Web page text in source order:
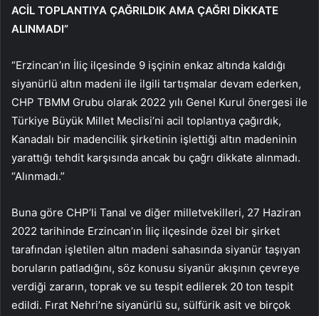
ACİL TOPLANTIYA ÇAĞRILDIK AMA ÇAĞRI DİKKATE
ALINMADI”
“Erzincan’ın İliç ilçesinde 9 işçinin enkaz altında kaldığı
siyanürlü altın madeni ile ilgili tartışmalar devam ederken,
CHP TBMM Grubu olarak 2022 yılı Genel Kurul önergesi ile
Türkiye Büyük Millet Meclisi’ni acil toplantıya çağırdık,
Kanadalı bir madencilik şirketinin işlettiği altın madeninin
yarattığı tehdit karşısında ancak bu çağrı dikkate alınmadı.
“Alınmadı.”
Buna göre CHP’li Tanal ve diğer milletvekilleri, 27 Haziran
2022 tarihinde Erzincan’ın İliç ilçesinde özel bir şirket
tarafından işletilen altın madeni sahasında siyanür taşıyan
boruların patladığını, söz konusu siyanür akışının çevreye
verdiği zararın, toprak ve su tespit edilerek 20 ton tespit
edildi. Fırat Nehri’ne siyanürlü su, sülfürik asit ve birçok